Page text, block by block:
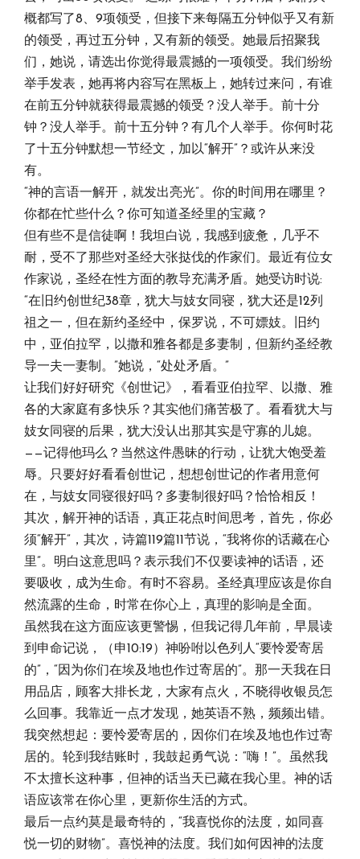
概都写了8、9项领受，但接下来每隔五分钟似乎又有新
的领受，再过五分钟，又有新的领受。她最后招聚我
们，她说，请选出你觉得最震撼的一项领受。我们纷纷
举手发表，她再将内容写在黑板上，她转过来问，有谁
在前五分钟就获得最震撼的领受？没人举手。前十分
钟？没人举手。前十五分钟？有几个人举手。你何时花
了十五分钟默想一节经文，加以“解开”？或许从来没
有。
“神的言语一解开，就发出亮光”。你的时间用在哪里？
你都在忙些什么？你可知道圣经里的宝藏？
但有些不是信徒啊！我坦白说，我感到疲惫，几乎不
耐，受不了那些对圣经大张挞伐的作家们。最近有位女
作家说，圣经在性方面的教导充满矛盾。她受访时说:
“在旧约创世纪38章，犹大与妓女同寝，犹大还是12列
祖之一，但在新约圣经中，保罗说，不可嫖妓。旧约
中，亚伯拉罕，以撒和雅各都是多妻制，但新约圣经教
导一夫一妻制。”她说，“处处矛盾。”
让我们好好研究《创世记》，看看亚伯拉罕、以撒、雅
各的大家庭有多快乐？其实他们痛苦极了。看看犹大与
妓女同寝的后果，犹大没认出那其实是守寡的儿媳。
——记得他玛么？当然这件愚昧的行动，让犹大饱受羞
辱。只要好好看看创世记，想想创世记的作者用意何
在，与妓女同寝很好吗？多妻制很好吗？恰恰相反！
其次，解开神的话语，真正花点时间思考，首先，你必
须“解开”，其次，诗篇119篇11节说，“我将你的话藏在心
里”。明白这意思吗？表示我们不仅要读神的话语，还
要吸收，成为生命。有时不容易。圣经真理应该是你自
然流露的生命，时常在你心上，真理的影响是全面。
虽然我在这方面应该更警惕，但我记得几年前，早晨读
到申命记说，（申10:19）神吩咐以色列人“要怜爱寄居
的”，“因为你们在埃及地也作过寄居的”。那一天我在日
用品店，顾客大排长龙，大家有点火，不晓得收银员怎
么回事。我靠近一点才发现，她英语不熟，频频出错。
我突然想起：要怜爱寄居的，因你们在埃及地也作过寄
居的。轮到我结账时，我鼓起勇气说：“嗨！”。虽然我
不太擅长这种事，但神的话当天已藏在我心里。神的话
语应该常在你心里，更新你生活的方式。
最后一点约莫是最奇特的，“我喜悦你的法度，如同喜
悦一切的财物”。喜悦神的法度。我们如何因神的法度